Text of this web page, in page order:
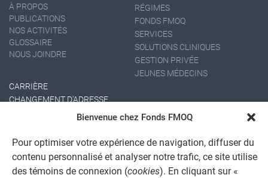
Bienvenue chez Fonds FMOQ
Pour optimiser votre expérience de navigation, diffuser du
contenu personnalisé et analyser notre trafic, ce site utilise
des témoins de connexion (cookies). En cliquant sur «
À PROPOS
PUBLICATIONS
NOS ACTIVITÉS
GLOSSAIRE
NOUS JOINDRE
RÉGIMES
FONDS FMOQ
SERVICES
SOLUTIONS CLINIQUES
GESTION PRIVÉE
JEUNES MÉDECINS
CARRIÈRE
CHANGEMENT D'ADRESSE